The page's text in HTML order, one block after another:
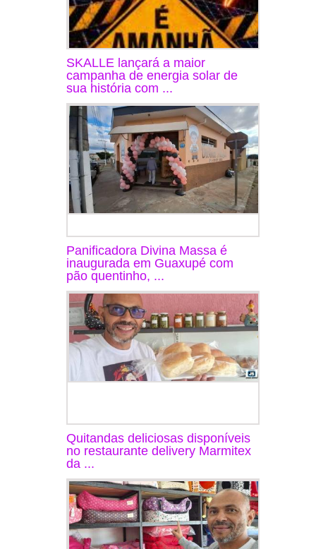
SKALLE lançará a maior
campanha de energia solar de
sua história com ...
Panificadora Divina Massa é
inaugurada em Guaxupé com
pão quentinho, ...
Quitandas deliciosas disponíveis
no restaurante delivery Marmitex
da ...